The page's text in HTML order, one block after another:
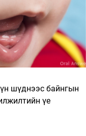
шүднээс байнгын
үе